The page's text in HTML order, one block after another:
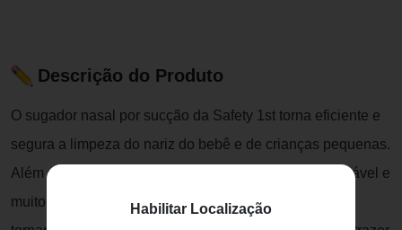
Habilitar Localização
Descrição do Produto
O sugador nasal por sucção da Safety 1st torna eficiente e
segura a limpeza do nariz do bebê e de crianças pequenas.
Além de proporcionar alívio imediato, é macio, confortável e
muito fácil de usar.Foi desenvolvido com o objetivo de